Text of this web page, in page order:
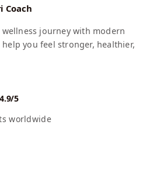
Coach
journey with modern
you feel stronger, healthier,
4.9/5
worldwide